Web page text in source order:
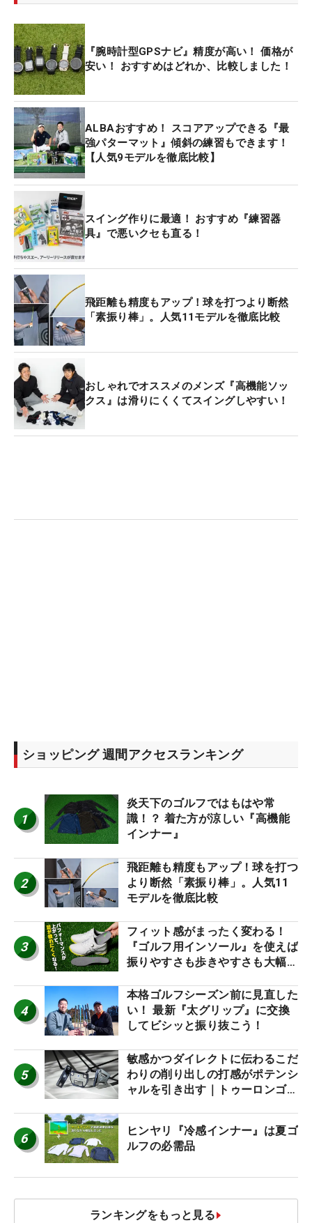
『腕時計型GPSナビ』精度が高い！ 価格が
安い！ おすすめはどれか、比較しました！
ALBAおすすめ！ スコアアップできる『最
強パターマット』傾斜の練習もできます！
【人気9モデルを徹底比較】
スイング作りに最適！ おすすめ『練習器
具』で悪いクセも直る！
飛距離も精度もアップ！球を打つより断然
「素振り棒」。人気11モデルを徹底比較
おしゃれでオススメのメンズ『高機能ソッ
クス』は滑りにくくてスイングしやすい！
ショッピング 週間アクセスランキング
1
炎天下のゴルフではもはや常
識！？ 着た方が涼しい『高機能
インナー』
2
飛距離も精度もアップ！球を打つ
より断然「素振り棒」。人気11
モデルを徹底比較
3
フィット感がまったく変わる！
『ゴルフ用インソール』を使えば
振りやすさも歩きやすさも大幅に
4
本格ゴルフシーズン前に見直した
い！ 最新『太グリップ』に交換
してビシッと振り抜こう！
5
敏感かつダイレクトに伝わるこだ
わりの削り出しの打感がポテンシ
ャルを引き出す｜トゥーロンゴル
6
ヒンヤリ『冷感インナー』は夏ゴ
ルフの必需品
ランキングをもっと見る